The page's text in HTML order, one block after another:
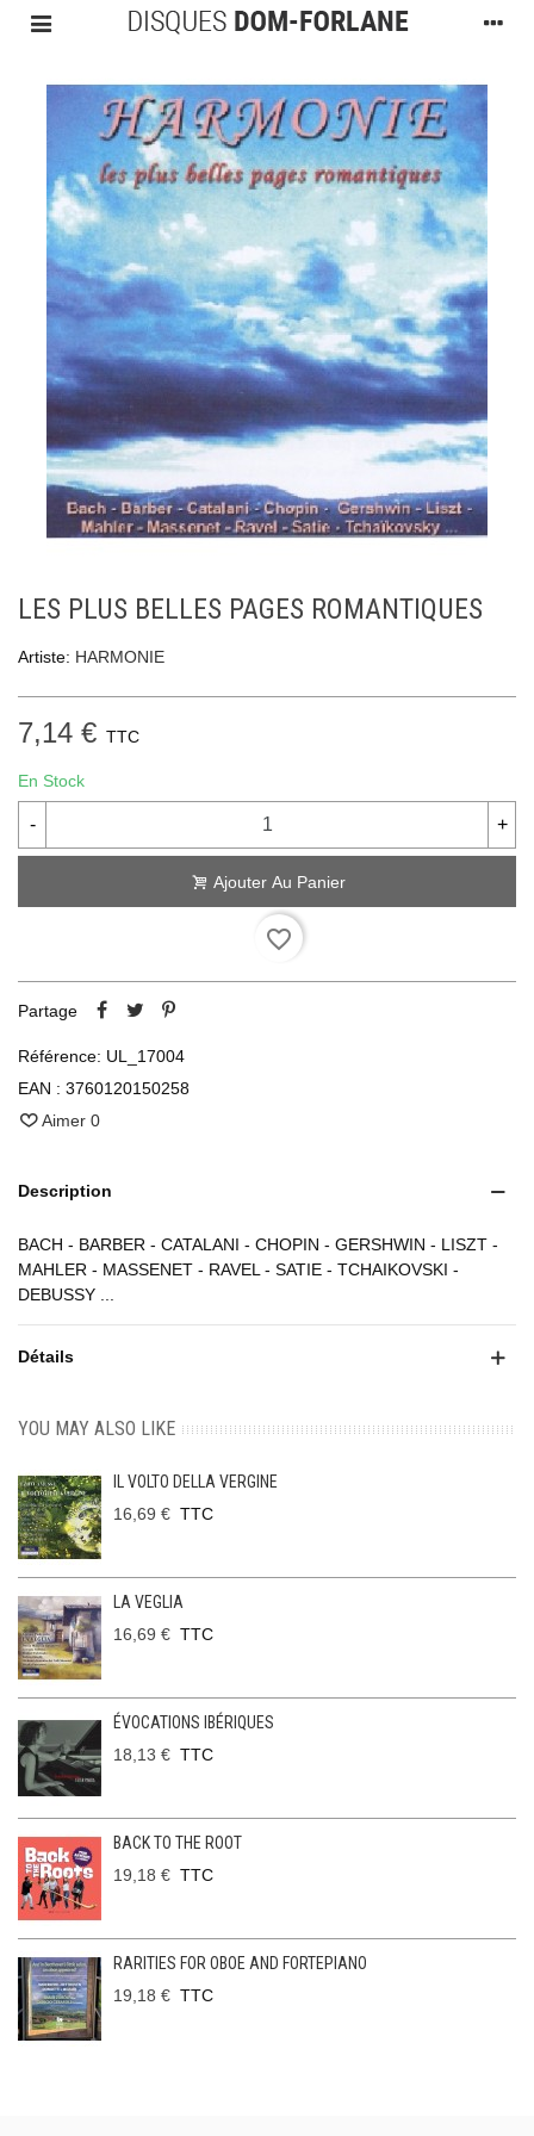
LES PLUS BELLES PAGES ROMANTIQUES
Artiste: HARMONIE
7,14 € TTC
En Stock
- +
Ajouter Au Panier
favorite_border
Partage
Référence: UL_17004
EAN : 3760120150258
Aimer 0
Description
BACH - BARBER - CATALANI - CHOPIN - GERSHWIN - LISZT -
MAHLER - MASSENET - RAVEL - SATIE - TCHAIKOVSKI -
DEBUSSY ...
Détails
YOU MAY ALSO LIKE
IL VOLTO DELLA VERGINE
16,69 € TTC
LA VEGLIA
16,69 € TTC
ÉVOCATIONS IBÉRIQUES
18,13 € TTC
BACK TO THE ROOT
19,18 € TTC
RARITIES FOR OBOE AND FORTEPIANO
19,18 € TTC